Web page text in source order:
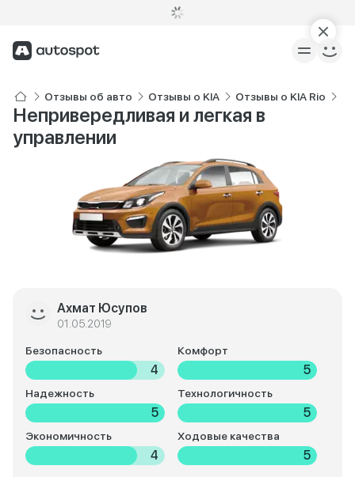
Отзывы об авто Отзывы о KIA Отзывы о KIA Rio
Непривередливая и легкая в
управлении
Ахмат Юсупов
01.05.2019
Безопасность
4
Комфорт
5
Надежность
5
Технологичность
5
Экономичность
4
Ходовые качества
5